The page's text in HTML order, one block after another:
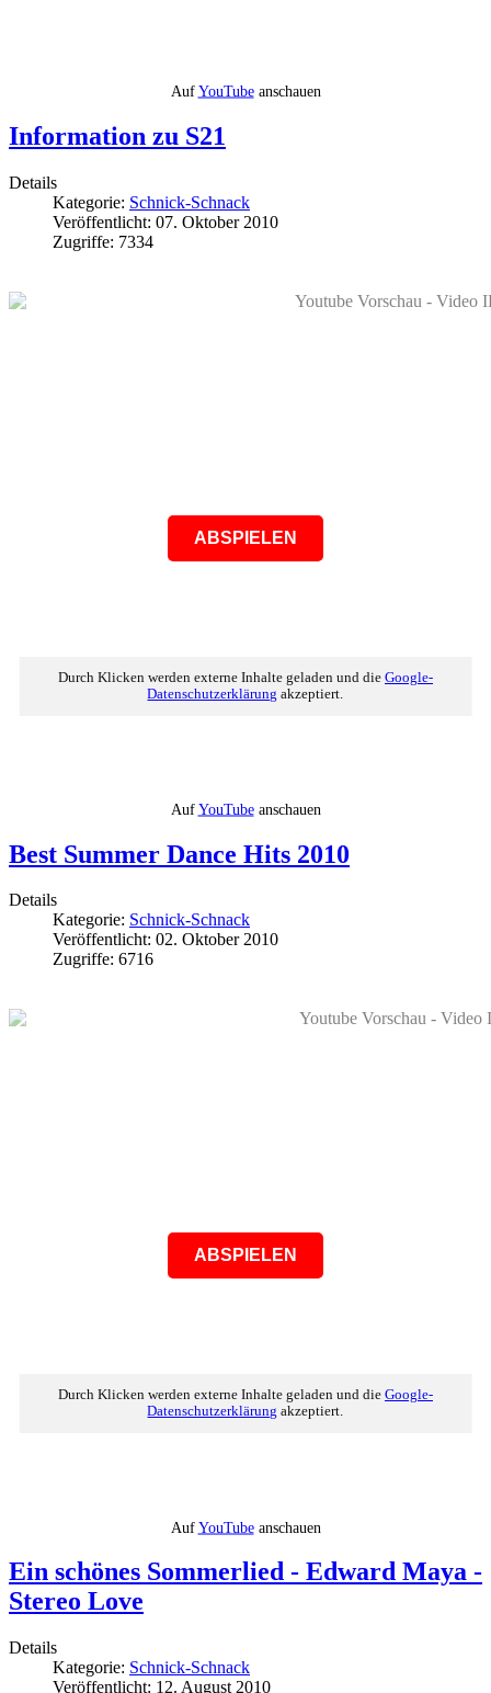
AufYouTubeanschauen
Information zu S21
Details
Kategorie: Schnick-Schnack
Veröffentlicht: 07. Oktober 2010
Zugriffe: 7334
ABSPIELEN
Durch Klicken werden externe Inhalte geladen und die Google-
Datenschutzerklärung akzeptiert.
AufYouTubeanschauen
Best Summer Dance Hits 2010
Details
Kategorie: Schnick-Schnack
Veröffentlicht: 02. Oktober 2010
Zugriffe: 6716
ABSPIELEN
Durch Klicken werden externe Inhalte geladen und die Google-
Datenschutzerklärung akzeptiert.
AufYouTubeanschauen
Ein schönes Sommerlied - Edward Maya -
Stereo Love
Details
Kategorie: Schnick-Schnack
Veröffentlicht: 12. August 2010